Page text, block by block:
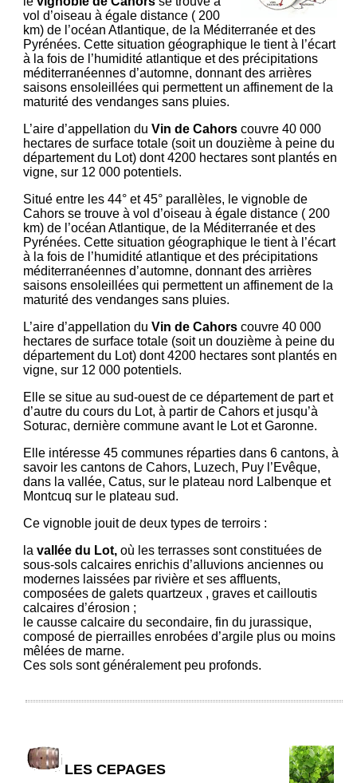
vol d’oiseau à égale distance ( 200
km) de l’océan Atlantique, de la Méditerranée et des
Pyrénées. Cette situation géographique le tient à l’écart
à la fois de l’humidité atlantique et des précipitations
méditerranéennes d’automne, donnant des arrières
saisons ensoleillées qui permettent un affinement de la
maturité des vendanges sans pluies.
L’aire d’appellation du Vin de Cahors couvre 40 000
hectares de surface totale (soit un douzième à peine du
département du Lot) dont 4200 hectares sont plantés en
vigne, sur 12 000 potentiels.
Situé entre les 44° et 45° parallèles, le vignoble de
Cahors se trouve à vol d’oiseau à égale distance ( 200
km) de l’océan Atlantique, de la Méditerranée et des
Pyrénées. Cette situation géographique le tient à l’écart
à la fois de l’humidité atlantique et des précipitations
méditerranéennes d’automne, donnant des arrières
saisons ensoleillées qui permettent un affinement de la
maturité des vendanges sans pluies.
L’aire d’appellation du Vin de Cahors couvre 40 000
hectares de surface totale (soit un douzième à peine du
département du Lot) dont 4200 hectares sont plantés en
vigne, sur 12 000 potentiels.
Elle se situe au sud-ouest de ce département de part et
d’autre du cours du Lot, à partir de Cahors et jusqu’à
Soturac, dernière commune avant le Lot et Garonne.
Elle intéresse 45 communes réparties dans 6 cantons, à
savoir les cantons de Cahors, Luzech, Puy l’Evêque,
dans la vallée, Catus, sur le plateau nord Lalbenque et
Montcuq sur le plateau sud.
Ce vignoble jouit de deux types de terroirs :
la vallée du Lot, où les terrasses sont constituées de
sous-sols calcaires enrichis d’alluvions anciennes ou
modernes laissées par rivière et ses affluents,
composées de galets quartzeux , graves et cailloutis
calcaires d’érosion ;
le causse calcaire du secondaire, fin du jurassique,
composé de pierrailles enrobées d’argile plus ou moins
mêlées de marne.
Ces sols sont généralement peu profonds.
LES CEPAGES